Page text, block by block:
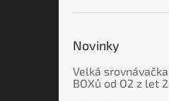
Novinky
Velká
BOXů od O2 z let